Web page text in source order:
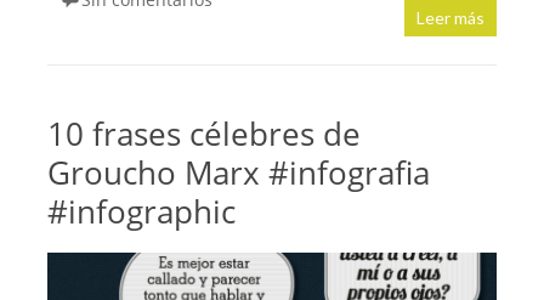
Leer más
10 frases célebres de
Groucho Marx #infografia
#infographic